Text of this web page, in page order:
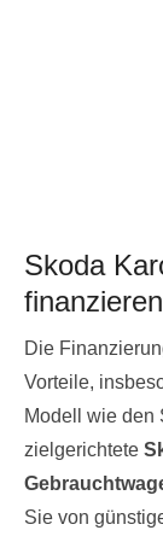
Skoda
finanzieren
Die
Vorteile,
Modell wie den
zielgerichtete
Sie von